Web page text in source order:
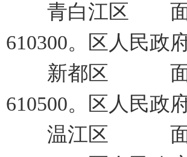
青白江区 面积
610300。区人民政
新都区 面积
610500。区人民政
温江区 面积